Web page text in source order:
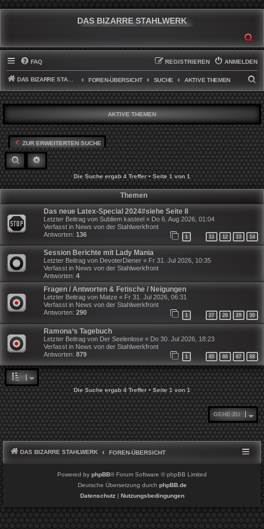
DAS BIZARRE STAHLWERK
FAQ ANMELDEN
REGISTRIEREN
DAS BIZARRE STAHLWERK FOREN-ÜBERSICHT SUCHE AKTIVE THEMEN
U
C
H
E
AKTIVE THEMEN
ZUR ERWEITERTEN SUCHE
SUCHE ERWEITERTE SUCHE
Die Suche ergab 4 Treffer • Seite1von1
Themen
Das neue Latex-Special 2024#siehe Seite 8
Letzter Beitrag von Subliem kasteel « Do 6. Aug 2026, 01:04
Verfasst in News von der Stahlwerkfront
Antworten: 136 1 11 12 13 14
Session Berichte mit Lady Mania
Letzter Beitrag von DevoterDiener « Fr 31. Jul 2026, 10:35
Verfasst in News von der Stahlwerkfront
Antworten: 4
Fragen / Antworten & Fetische / Neigungen
Letzter Beitrag von Matze « Fr 31. Jul 2026, 06:31
Verfasst in News von der Stahlwerkfront
Antworten: 290 1 … 27 28 29 30
Ramona‘s Tagebuch
Letzter Beitrag von Der Seelenlose « Do 30. Jul 2026, 18:23
Verfasst in News von der Stahlwerkfront
Antworten: 879 1 85 86 87 88
Die Suche ergab 4 Treffer • Seite1von1
GEHE ZU
DAS BIZARRE STAHLWERK FOREN-ÜBERSICHT
Powered by phpBB® Forum Software © phpBB Limited
Deutsche Übersetzung durch phpBB.de
Datenschutz| Nutzungsbedingungen